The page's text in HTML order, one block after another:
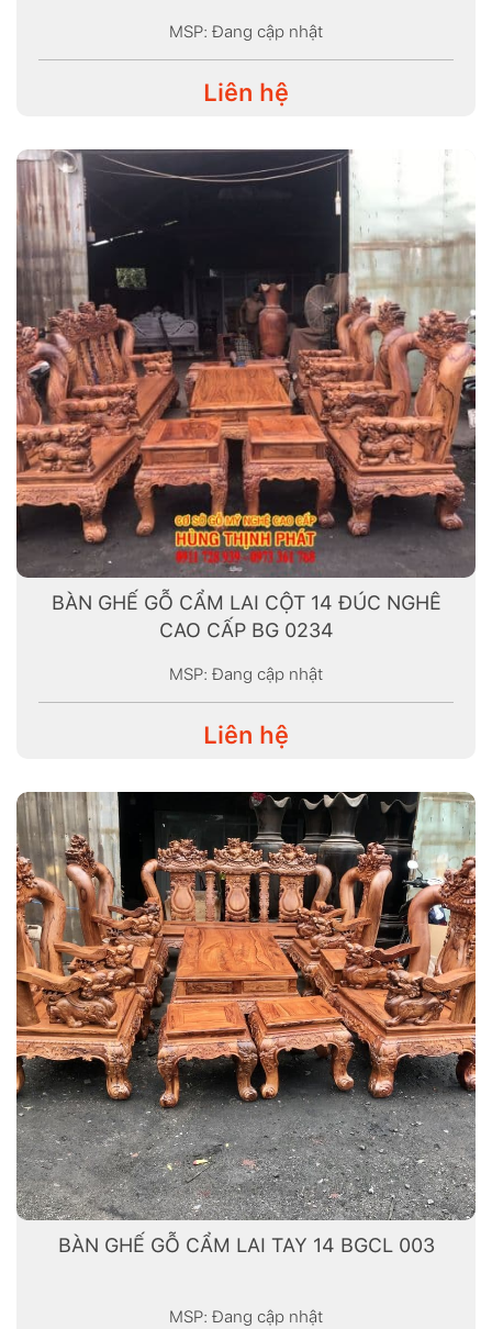
MSP: Đang cập nhật
Liên hệ
BÀN GHẾ GỖ CẨM LAI CỘT 14 ĐÚC NGHÊ
CAO CẤP BG 0234
MSP: Đang cập nhật
Liên hệ
BÀN GHẾ GỖ CẨM LAI TAY 14 BGCL 003
MSP: Đang cập nhật